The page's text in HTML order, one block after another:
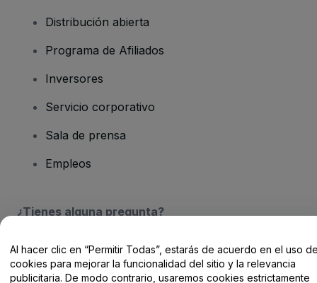
Distribución abierta
Programa de Afiliados
Inversores
Servicio corporativo
Sala de prensa
Empleos
¿Tienes alguna pregunta?
Centro de Ayuda / Contacto
Al hacer clic en “Permitir Todas”, estarás de acuerdo en el uso
cookies para mejorar la funcionalidad del sitio y la relevancia
publicitaria. De modo contrario, usaremos cookies estrictamente